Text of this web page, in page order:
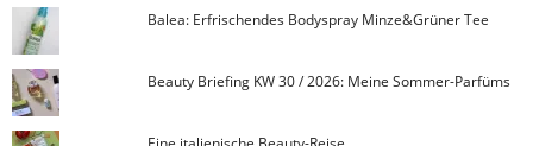
Balea: Erfrischendes Bodyspray Minze&Grüner Tee
Beauty Briefing KW 30 / 2026: Meine Sommer-Parfüms